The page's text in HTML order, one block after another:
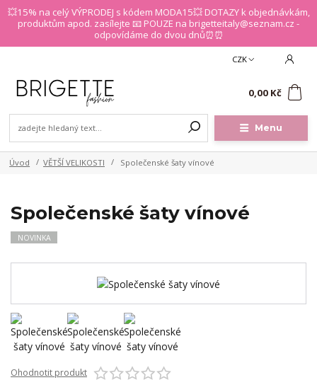
💥15% na celý VÝPRODEJ s kódem MODA15💥 DOTAZY k objednávkám,
produktům apod. zasílejte 📧 POUZE na brigetteitaly@seznam.cz -
odpovídáme do dvou dnů⏰⏰
Menu
CZK
0,00 Kč
Úvod VĚTŠÍ VELIKOSTI Společenské šaty vínové
Společenské šaty vínové
NOVINKA
Ohodnotit produkt